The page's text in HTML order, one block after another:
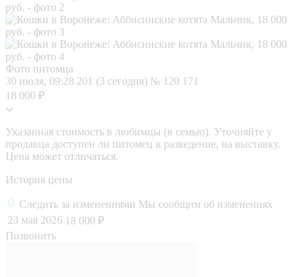
Фото питомца
30 июля, 09:28 201 (3 сегодня) № 120 171
18 000 ₽
Указанная стоимость в любимцы (в семью). Уточняйте у
продавца доступен ли питомец в разведение, на выставку.
Цена может отличаться.
История цены
Следить за изменениями Мы сообщим об изменениях
23 мая 2026 18 000 ₽
Позвонить